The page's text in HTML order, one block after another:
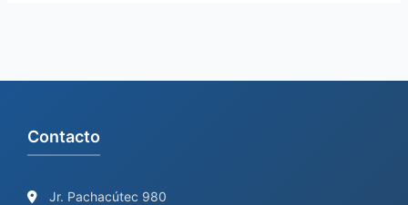
Contacto
Jr. Pachacútec 980